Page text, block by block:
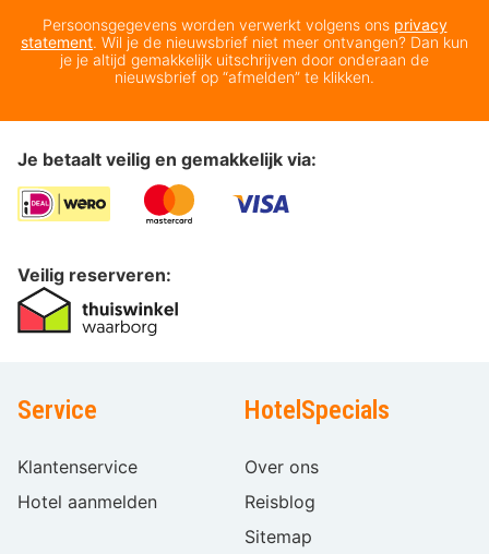
Persoonsgegevens worden verwerkt volgens ons privacy
statement. Wil je de nieuwsbrief niet meer ontvangen? Dan kun
je je altijd gemakkelijk uitschrijven door onderaan de
nieuwsbrief op “afmelden” te klikken.
Je betaalt veilig en gemakkelijk via:
Veilig reserveren:
Service
Klantenservice
Hotel aanmelden
HotelSpecials
Over ons
Reisblog
Sitemap